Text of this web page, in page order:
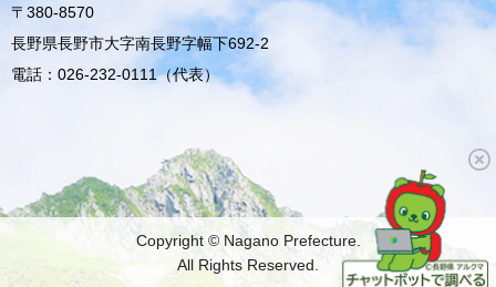
〒380-8570
長野県長野市大字南長野字幅下692-2
電話：026-232-0111（代表）
Copyright © Nagano Prefecture.
All Rights Reserved.